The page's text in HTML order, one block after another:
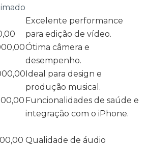
Excelente performance
para edição de vídeo.
Ótima câmera e
desempenho.
Ideal para design e
produção musical.
Funcionalidades de saúde e
integração com o iPhone.
Qualidade de áudio